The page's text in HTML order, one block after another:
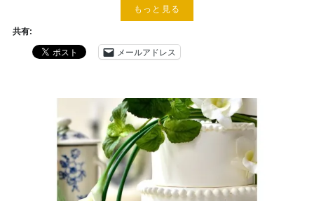
もっと見る
共有:
メールアドレス